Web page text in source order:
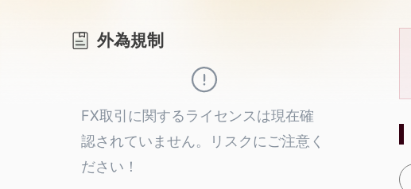
4
6
7
2
4
5
8
9
外為規制
FX取引に関するライセンスは現在確
認されていません。リスクにご注意く
ださい！